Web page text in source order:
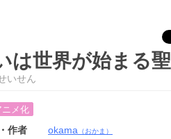
は世界が始まる
いせん
ニメ化
作者 okama （おかま）